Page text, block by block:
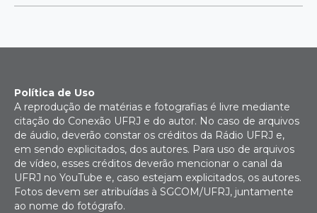
Política de Uso
A reprodução de matérias e fotografias é livre mediante
citação do Conexão UFRJ e do autor. No caso de arquivos
de áudio, deverão constar os créditos da Rádio UFRJ e,
em sendo explicitados, dos autores. Para uso de arquivos
de vídeo, esses créditos deverão mencionar o canal da
UFRJ no YouTube e, caso estejam explicitados, os autores.
Fotos devem ser atribuídas à SGCOM/UFRJ, juntamente
ao nome do fotógrafo.